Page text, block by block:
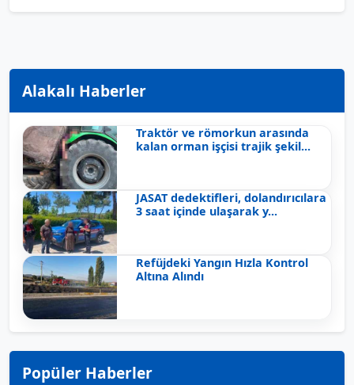
Alakalı Haberler
Traktör ve römorkun arasında
kalan orman işçisi trajik şekil...
JASAT dedektifleri, dolandırıcılara
3 saat içinde ulaşarak y...
Refüjdeki Yangın Hızla Kontrol
Altına Alındı
Popüler Haberler